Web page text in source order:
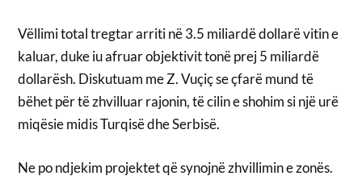
Vëllimi total tregtar arriti në 3.5 miliardë dollarë vitin e
kaluar, duke iu afruar objektivit tonë prej 5 miliardë
dollarësh. Diskutuam me Z. Vuçiç se çfarë mund të
bëhet për të zhvilluar rajonin, të cilin e shohim si një urë
miqësie midis Turqisë dhe Serbisë.
Ne po ndjekim projektet që synojnë zhvillimin e zonës.